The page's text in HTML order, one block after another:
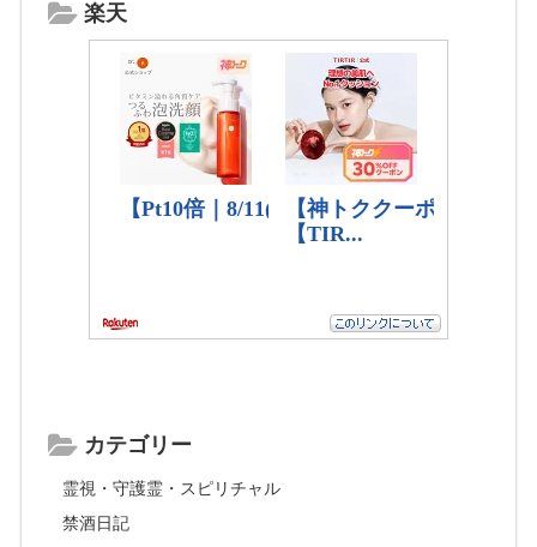
楽天
カテゴリー
霊視・守護霊・スピリチャル
禁酒日記